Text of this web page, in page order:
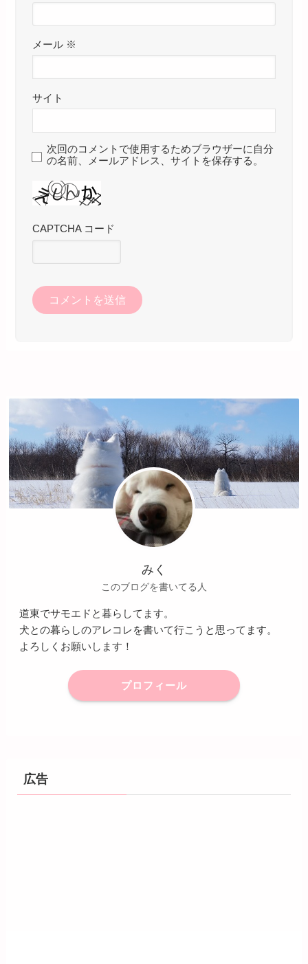
メール ※
サイト
次回のコメントで使用するためブラウザーに自分
の名前、メールアドレス、サイトを保存する。
CAPTCHA コード
みく
このブログを書いてる人
道東でサモエドと暮らしてます。
犬との暮らしのアレコレを書いて行こうと思ってます。
よろしくお願いします！
プロフィール
広告